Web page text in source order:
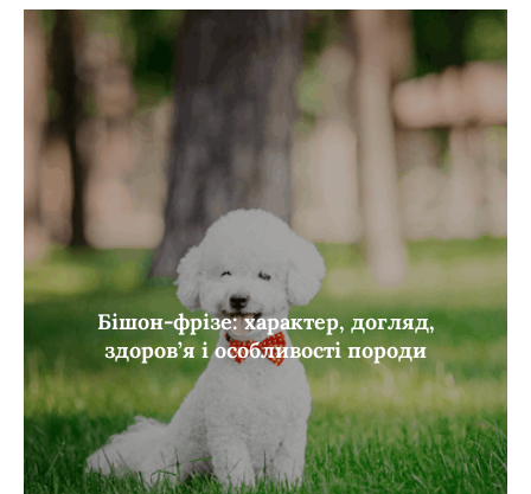
Бішон-фрізе: характер, догляд,
здоров’я і особливості породи